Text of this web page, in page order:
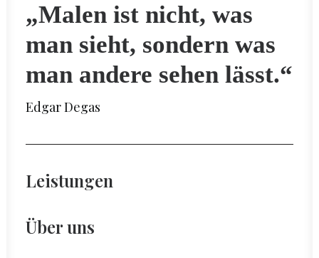
„Malen ist nicht, was
man sieht, sondern was
man andere sehen lässt.“
Edgar Degas
Leistungen
Über uns